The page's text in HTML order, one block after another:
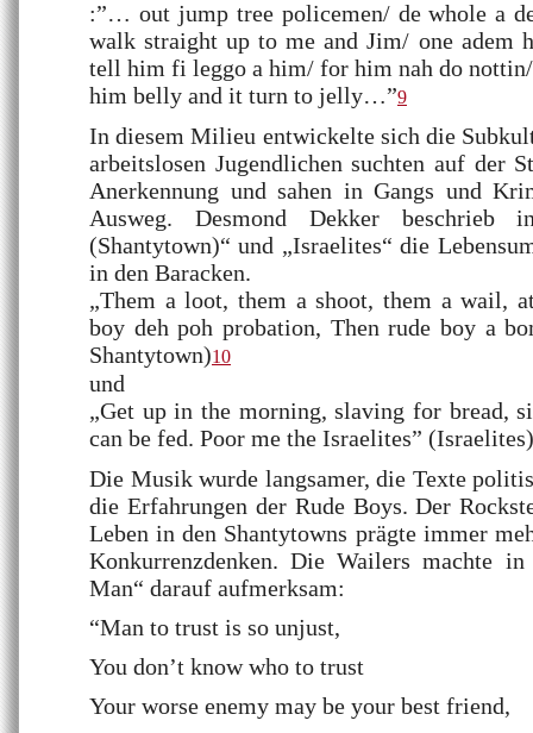
:”… out jump tree policemen/ de whole a
walk straight up to me and Jim/ one
tell him fi leggo a him/ for him nah do
him belly and it turn to jelly…”9
In diesem Milieu entwickelte sich die
arbeitslosen Jugendlichen suchten auf der
Anerkennung und sahen in Gangs und
Ausweg. Desmond Dekker beschrieb
(Shantytown)“ und „Israelites“ die
in den Baracken.
„Them a loot, them a shoot, them a wail,
boy deh poh probation, Then rude boy a
Shantytown)10
und
„Get up in the morning, slaving for bread,
can be fed. Poor me the Israelites” (Israelites)
Die Musik wurde langsamer, die Texte
die Erfahrungen der Rude Boys. Der
Leben in den Shantytowns prägte immer
Konkurrenzdenken. Die Wailers machte
Man“ darauf aufmerksam:
“Man to trust is so unjust,
You don’t know who to trust
Your worse enemy may be your best friend,